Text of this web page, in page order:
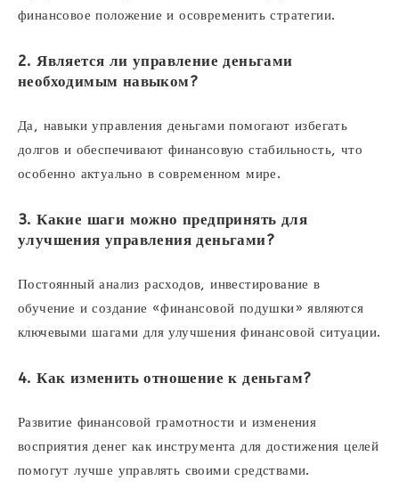
финансовое положение и осовременить стратегии.
2. Является ли управление деньгами
необходимым навыком?
Да, навыки управления деньгами помогают избегать
долгов и обеспечивают финансовую стабильность, что
особенно актуально в современном мире.
3. Какие шаги можно предпринять для
улучшения управления деньгами?
Постоянный анализ расходов, инвестирование в
обучение и создание «финансовой подушки» являются
ключевыми шагами для улучшения финансовой ситуации.
4. Как изменить отношение к деньгам?
Развитие финансовой грамотности и изменения
восприятия денег как инструмента для достижения целей
помогут лучше управлять своими средствами.